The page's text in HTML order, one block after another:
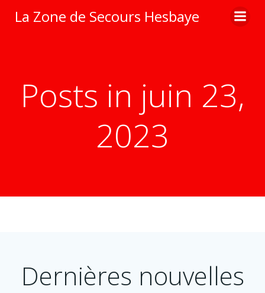
au
La Zone de Secours Hesbaye
Posts in juin 23,
2023
Dernières nouvelles